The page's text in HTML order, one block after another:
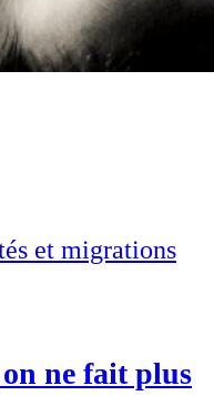
et migrations
ne fait plus